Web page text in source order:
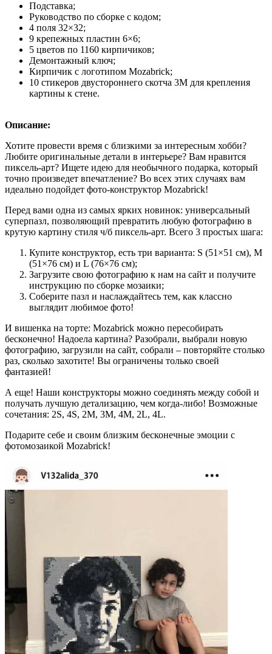
Подставка;
Руководство по сборке с кодом;
4 поля 32×32;
9 крепежных пластин 6×6;
5 цветов по 1160 кирпичиков;
Демонтажный ключ;
Кирпичик с логотипом Mozabrick;
10 стикеров двустороннего скотча 3М для крепления
картины к стене.
Описание:
Хотите провести время с близкими за интересным хобби?
Любите оригинальные детали в интерьере? Вам нравится
пиксель-арт? Ищете идею для необычного подарка, который
точно произведет впечатление? Во всех этих случаях вам
идеально подойдет фото-конструктор Mozabrick!
Перед вами одна из самых ярких новинок: универсальный
суперпазл, позволяющий превратить любую фотографию в
крутую картину стиля ч/б пиксель-арт. Всего 3 простых шага:
Купите конструктор, есть три варианта: S (51×51 см), M
(51×76 см) и L (76×76 см);
Загрузите свою фотографию к нам на сайт и получите
инструкцию по сборке мозаики;
Соберите пазл и наслаждайтесь тем, как классно
выглядит любимое фото!
И вишенка на торте: Mozabrick можно пересобирать
бесконечно! Надоела картина? Разобрали, выбрали новую
фотографию, загрузили на сайт, собрали – повторяйте столько
раз, сколько захотите! Вы ограничены только своей
фантазией!
А еще! Наши конструкторы можно соединять между собой и
получать лучшую детализацию, чем когда-либо! Возможные
сочетания: 2S, 4S, 2M, 3M, 4M, 2L, 4L.
Подарите себе и своим близким бесконечные эмоции c
фотомозаикой Mozabrick!